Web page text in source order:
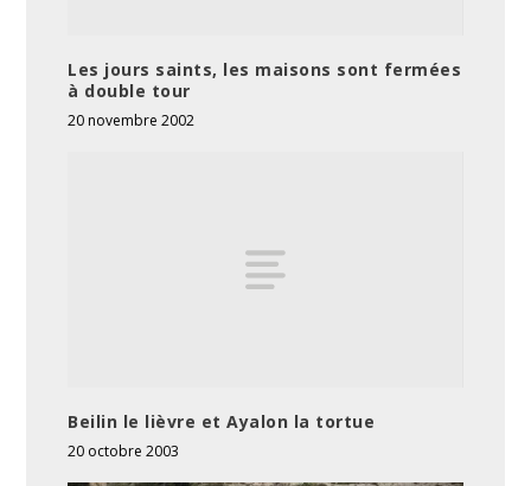
Les jours saints, les maisons sont fermées
à double tour
20 novembre 2002
Beilin le lièvre et Ayalon la tortue
20 octobre 2003